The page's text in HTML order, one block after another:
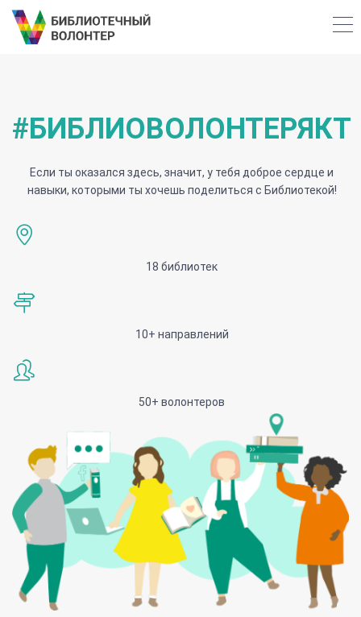
#БИБЛИОВОЛОНТЕРЯКТ
Если ты оказался здесь, значит, у тебя доброе сердце и
навыки, которыми ты хочешь поделиться с Библиотекой!
18 библиотек
10+ направлений
50+ волонтеров